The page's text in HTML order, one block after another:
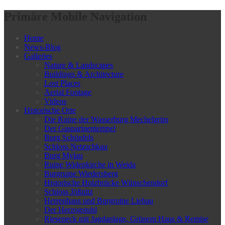
Home
News-Blog
Galleries
Nature & Landscapes
Buildings & Architecture
Lost Places
Aerial Footage
Videos
Historische Orte
Die Ruine der Wasserburg Mechelgrün
Der Gasparinentempel
Burg Schönfels
Schloss Netzschkau
Burg Mylau
Ruine Widenkirche in Weida
Burgruine Wiedersberg
Historische Holzbrücke Wünschendorf
Schloss Jößnitz
Herrenhaus und Burgruine Liebau
Der Herzogstuhl
Rieseneck mit Jagdanlage, Grünem Haus & Remise